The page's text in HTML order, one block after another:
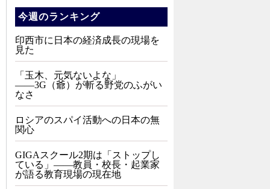
今週のランキング
印西市に日本の経済成長の現場を
見た
「玉木、元気ないよな」
――3G（爺）が斬る野党のふがい
なさ
ロシアのスパイ活動への日本の無
関心
GIGAスクール2期は「ストップし
ている」——教員・校長・起業家
が語る教育現場の現在地